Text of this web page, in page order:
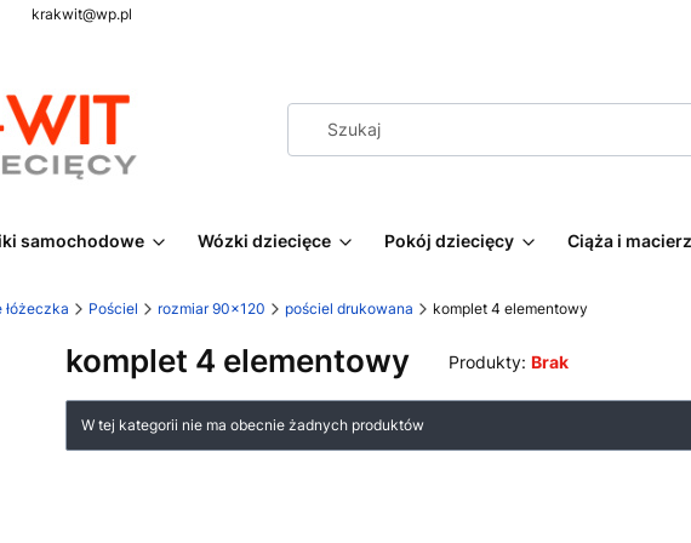
krakwit@wp.pl
samochodowe Wózki dziecięce Pokój dziecięcy Ciąża i
łóżeczka Pościel rozmiar 90x120 pościel drukowana komplet 4 elementowy
komplet 4 elementowy Produkty: Brak
Lista produktów
W tej kategorii nie ma obecnie żadnych produktów